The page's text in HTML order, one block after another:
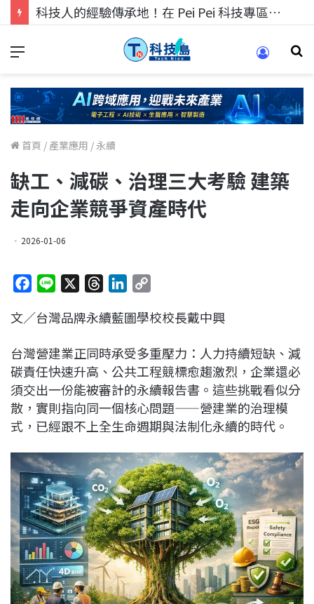
科技人找工作，就到TECH+ 科技專區!
首頁 / 產業應用 /永續
缺工、減碳、治理三大考驗 建築
走向企業競爭資產時代
2026-01-06
c
b
o
o
k
n
r
a
d
s
n
e
d
I
n
p
L
i
n
k
文／台灣品牌永續藍圖學校校長戴中興
台灣營建業正同時承受多重壓力：人力持續短缺、減
碳責任快速升高、公共工程競標愈趨激烈，企業還必
須交出一份能被審計的永續報告書。這些挑戰看似分
散，實則指向同一個核心問題——營建業的治理模
式，已經跟不上全生命週期與法制化永續的時代。